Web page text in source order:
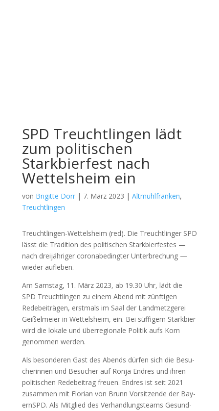
SPD Treuchtlingen lädt
zum politischen
Starkbierfest nach
Wettelsheim ein
von Brigitte Dorr| 7. März 2023 | Altmühlfranken,
Treuchtlingen
Treucht­lin­gen-Wet­tels­heim (red). Die Treucht­lin­ger SPD
lässt die Tra­di­ti­on des poli­ti­schen Stark­bier­fes­tes —
nach drei­jäh­ri­ger coro­nabe­ding­ter Unter­bre­chung —
wie­der auf­le­ben.
Am Sams­tag, 11. März 2023, ab 19.30 Uhr, lädt die
SPD Treucht­lin­gen zu einem Abend mit zünf­ti­gen
Rede­bei­trä­gen, erst­mals im Saal der Land­metz­ge­rei
Gei­ßel­mei­er in Wet­tels­heim, ein. Bei süf­fi­gem Stark­bier
wird die loka­le und über­re­gio­na­le Poli­tik aufs Korn
genom­men wer­den.
Als beson­de­ren Gast des Abends dür­fen sich die Besu­
che­rin­nen und Besu­cher auf Ron­ja End­res und ihren
poli­ti­schen Rede­bei­trag freu­en. End­res ist seit 2021
zusam­men mit Flo­ri­an von Brunn Vor­sit­zen­de der Bay­
ern­SPD. Als Mit­glied des Ver­hand­lungs­teams Gesund­